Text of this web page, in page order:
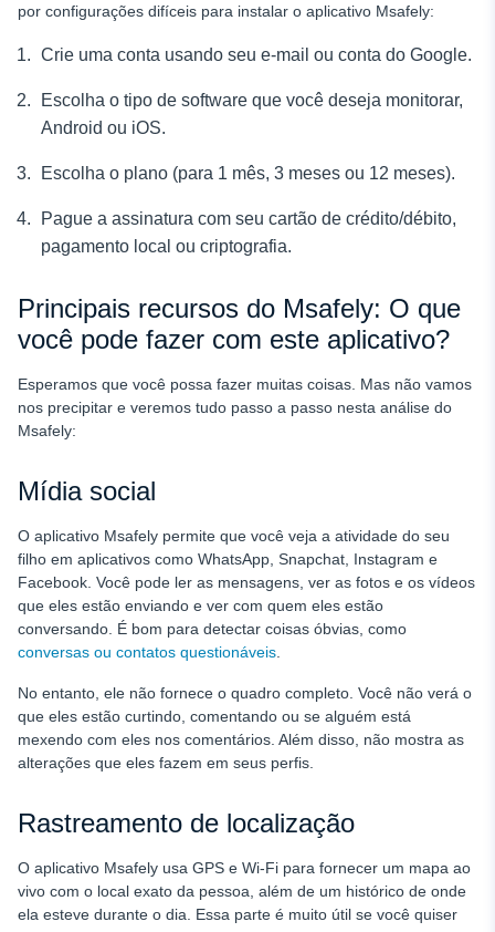
por configurações difíceis para instalar o aplicativo Msafely:
Crie uma conta usando seu e-mail ou conta do Google.
Escolha o tipo de software que você deseja monitorar,
Android ou iOS.
Escolha o plano (para 1 mês, 3 meses ou 12 meses).
Pague a assinatura com seu cartão de crédito/débito,
pagamento local ou criptografia.
Principais recursos do Msafely: O que
você pode fazer com este aplicativo?
Esperamos que você possa fazer muitas coisas. Mas não vamos
nos precipitar e veremos tudo passo a passo nesta análise do
Msafely:
Mídia social
O aplicativo Msafely permite que você veja a atividade do seu
filho em aplicativos como WhatsApp, Snapchat, Instagram e
Facebook. Você pode ler as mensagens, ver as fotos e os vídeos
que eles estão enviando e ver com quem eles estão
conversando. É bom para detectar coisas óbvias, como
conversas ou contatos questionáveis
No entanto, ele não fornece o quadro completo. Você não verá o
que eles estão curtindo, comentando ou se alguém está
mexendo com eles nos comentários. Além disso, não mostra as
alterações que eles fazem em seus perfis.
Rastreamento de localização
O aplicativo Msafely usa GPS e Wi-Fi para fornecer um mapa ao
vivo com o local exato da pessoa, além de um histórico de onde
ela esteve durante o dia. Essa parte é muito útil se você quiser